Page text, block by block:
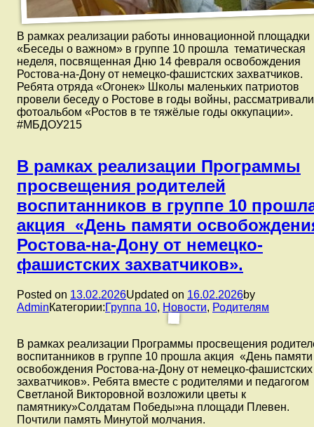
В рамках реализации работы инновационной площадки
«Беседы о важном» в группе 10 прошла тематическая
неделя, посвященная Дню 14 февраля освобождения
Ростова-на-Дону от немецко-фашистских захватчиков.
Ребята отряда «Огонек» Школы маленьких патриотов
провели беседу о Ростове в годы войны, рассматривали
фотоальбом «Ростов в те тяжёлые годы оккупации».
#МБДОУ215
В рамках реализации Программы
просвещения родителей
воспитанников в группе 10
акция «День памяти
Ростова-на-Дону от немецко-
фашистских захватчиков».
Posted on 13.02.2026Updated on 16.02.2026by
AdminКатегории:Группа 10, Новости, Родителям
В рамках реализации Программы просвещения
воспитанников в группе 10 прошла акция «День памяти
освобождения Ростова-на-Дону от немецко-фашистских
захватчиков». Ребята вместе с родителями и педагогом
Светланой Викторовной возложили цветы к
памятнику»Солдатам Победы»на площади Плевен.
Почтили память Минутой молчания.